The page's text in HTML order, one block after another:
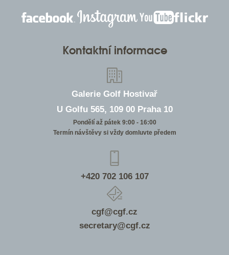
Kontaktní informace
Galerie Golf Hostivař
U Golfu 565, 109 00 Praha 10
Pondělí až pátek 9:00 - 16:00
Termín návštěvy si vždy domluvte předem
+420 702 106 107
cgf@cgf.cz
secretary@cgf.cz